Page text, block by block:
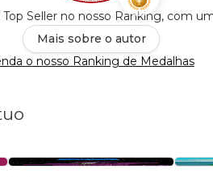
Seller no nosso Ranking, com
Mais sobre o autor
o nosso Ranking de Medalhas